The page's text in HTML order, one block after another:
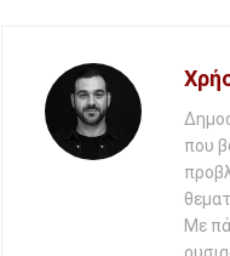
που
Με